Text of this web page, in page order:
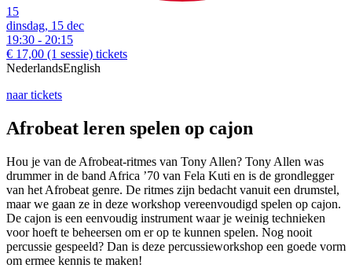
15
dinsdag, 15 dec
19:30 - 20:15
€ 17,00 (1 sessie) tickets
NederlandsEnglish
naar tickets
Afrobeat leren spelen op cajon
Hou je van de Afrobeat-ritmes van Tony Allen? Tony Allen was
drummer in de band Africa ’70 van Fela Kuti en is de grondlegger
van het Afrobeat genre. De ritmes zijn bedacht vanuit een drumstel,
maar we gaan ze in deze workshop vereenvoudigd spelen op cajon.
De cajon is een eenvoudig instrument waar je weinig technieken
voor hoeft te beheersen om er op te kunnen spelen. Nog nooit
percussie gespeeld? Dan is deze percussieworkshop een goede vorm
om ermee kennis te maken!